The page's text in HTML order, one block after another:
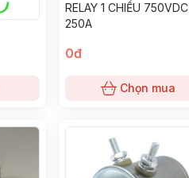
RELAY 1 CHIỀU 750VDC
250A
0đ
Chọn mua